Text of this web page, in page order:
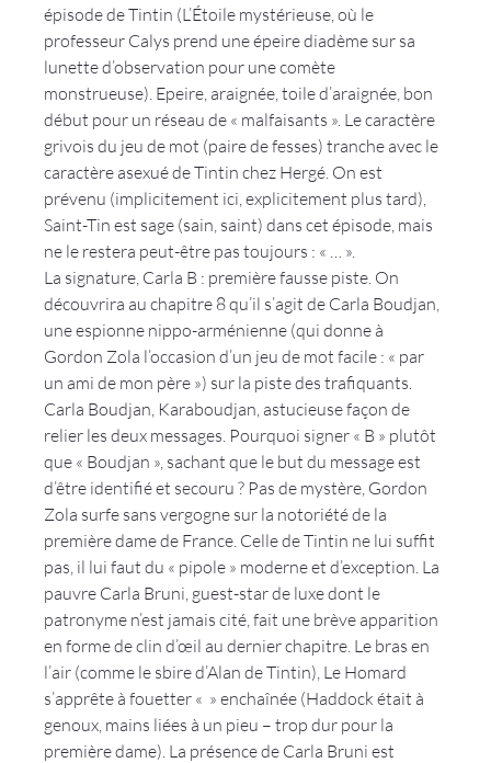
épisode de Tintin (L’Étoile mystérieuse, où le
professeur Calys prend une épeire diadème sur sa
lunette d’observation pour une comète
monstrueuse). Epeire, araignée, toile d’araignée, bon
début pour un réseau de « malfaisants ». Le caractère
grivois du jeu de mot (paire de fesses) tranche avec le
caractère asexué de Tintin chez Hergé. On est
prévenu (implicitement ici, explicitement plus tard),
Saint-Tin est sage (sain, saint) dans cet épisode, mais
ne le restera peut-être pas toujours : « …
».
La signature, Carla B : première fausse piste. On
découvrira au chapitre 8 qu’il s’agit de Carla Boudjan,
une espionne nippo-arménienne (qui donne à
Gordon Zola l’occasion d’un jeu de mot facile : « par
un ami de mon père ») sur la piste des trafiquants.
Carla Boudjan, Karaboudjan, astucieuse façon de
relier les deux messages. Pourquoi signer « B » plutôt
que « Boudjan », sachant que le but du message est
d’être identifié et secouru ? Pas de mystère, Gordon
Zola surfe sans vergogne sur la notoriété de la
première dame de France. Celle de Tintin ne lui suffit
pas, il lui faut du « pipole » moderne et d’exception. La
pauvre Carla Bruni, guest-star de luxe dont le
patronyme n’est jamais cité, fait une brève apparition
en forme de clin d’œil au dernier chapitre. Le bras en
l’air (comme le sbire d’Alan de Tintin), Le Homard
s’apprête à fouetter « » enchaînée (Haddock était à
genoux, mains liées à un pieu – trop dur pour la
première dame). La présence de Carla Bruni est